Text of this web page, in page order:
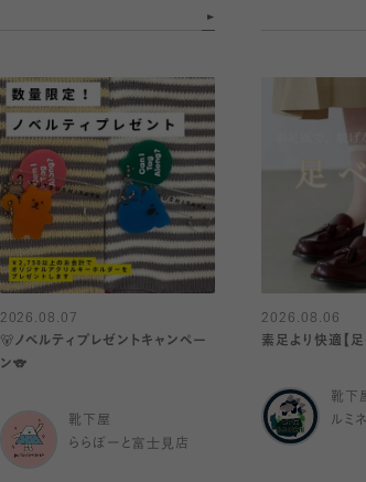
2026.08.07
🐻ノベルティプレゼントキャンペー
ン🐨
靴下屋
ららぽーと富士見店
2026.08.06
素足より快適【
靴下
ルミ